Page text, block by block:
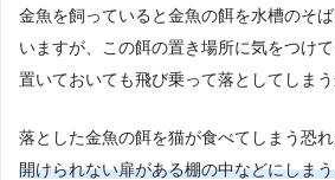
金魚を飼っていると金魚の餌を水槽のそ
いますが、この餌の置き場所に気をつけ
置いておいても飛び乗って落としてしまう
落とした金魚の餌を猫が食べてしまう恐れ
開けられない扉がある棚の中などにしま